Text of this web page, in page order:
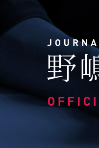
content